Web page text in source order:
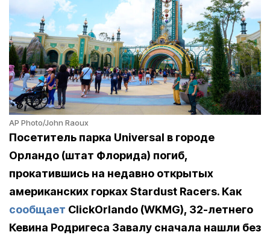
AP Photo/John Raoux
Посетитель парка Universal в городе
Орландо (штат Флорида) погиб,
прокатившись на недавно открытых
американских горках Stardust Racers. Как
сообщает ClickOrlando (WKMG), 32-летнего
Кевина Родригеса Завалу сначала нашли без